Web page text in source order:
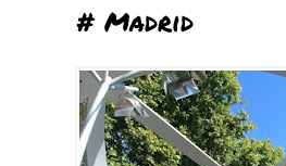
# Madrid